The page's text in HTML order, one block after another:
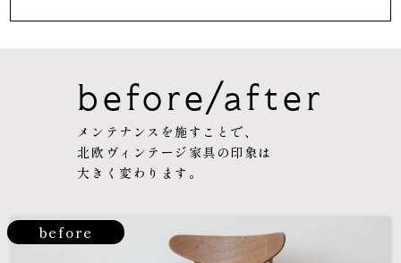
before/after
メンテナンスを施すことで、
北欧ヴィンテージ家具の印象は
大きく変わります。
before